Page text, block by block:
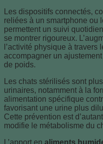
Les dispositifs connectés,
reliées à un smartphone ou
permettent un suivi
se montrer rigoureux.
l’activité physique à
accompagner un
de poids.
Les chats stérilisés sont
urinaires, notamment à la
alimentation spécifique
favorisant une urine plus
Cette prévention est
modifie le métabolisme du